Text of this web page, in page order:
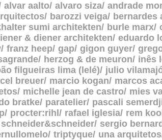
alvar aalto alvaro siza andrade
barozzi veiga bernardes
sumi architekten burle marx
& diener architekten eduardo
franz heep gap gigon guyer
herzog & de meuron inês
filgueiras lima (lelé) julio
breuer marcio kogan marcos
michelle jean de castro mies
bratke paratelier pascali
procter:rihl rafael iglesia rem
schneider&schneider sergio
triptyque una arquitetos